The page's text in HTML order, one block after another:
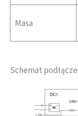
Masa
Schemat